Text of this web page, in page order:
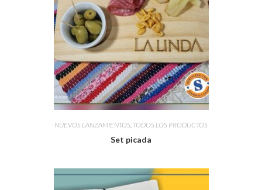
NUEVOS LANZAMIENTOS TODOS LOS PRODUCTOS
Set picada